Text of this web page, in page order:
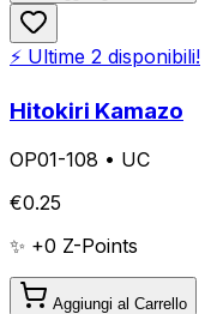
⚡ Ultime 2 disponibili!
Hitokiri Kamazo
OP01-108 • UC
€0.25
✨ +0 Z-Points
Aggiungi al Carrello